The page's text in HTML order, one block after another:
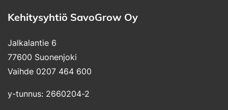
Kehitysyhtiö SavoGrow Oy
Jalkalantie 6
77600 Suonenjoki
Vaihde 0207 464 600
y-tunnus: 2660204-2